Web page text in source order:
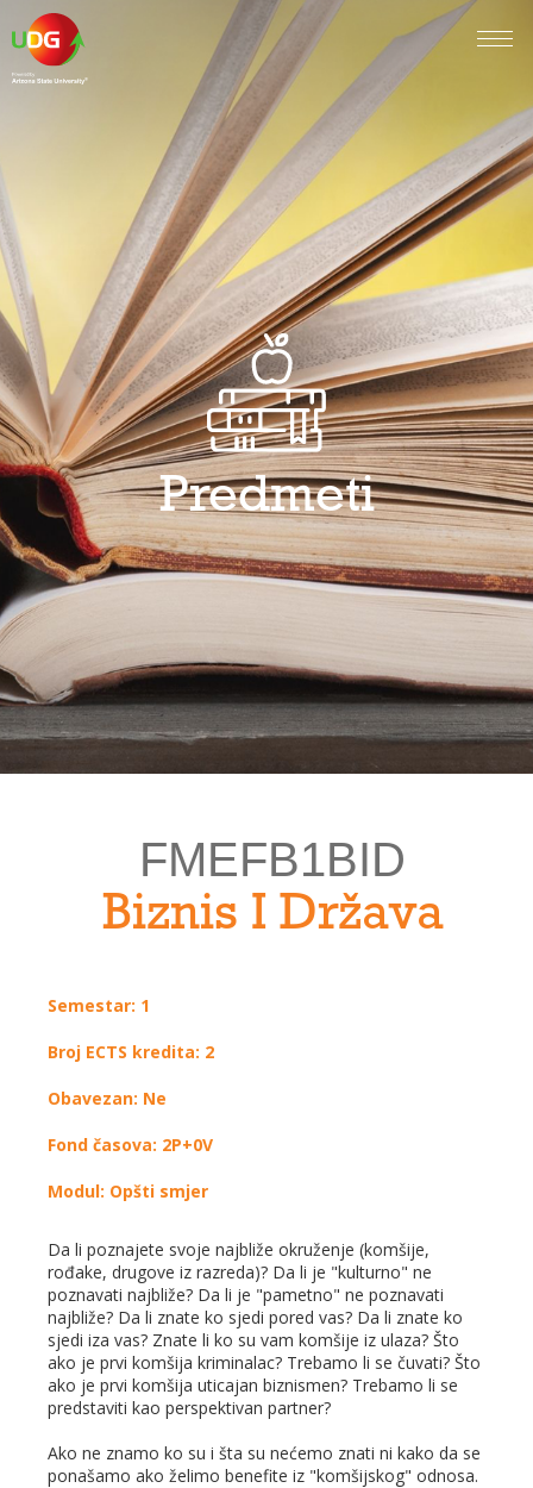
Predmeti
FMEFB1BID
Biznis I Država
Semestar: 1
Broj ECTS kredita: 2
Obavezan: Ne
Fond časova: 2P+0V
Modul: Opšti smjer
Da li poznajete svoje najbliže okruženje (komšije,
rođake, drugove iz razreda)? Da li je "kulturno" ne
poznavati najbliže? Da li je "pametno" ne poznavati
najbliže? Da li znate ko sjedi pored vas? Da li znate ko
sjedi iza vas? Znate li ko su vam komšije iz ulaza? Što
ako je prvi komšija kriminalac? Trebamo li se čuvati? Što
ako je prvi komšija uticajan biznismen? Trebamo li se
predstaviti kao perspektivan partner?
Ako ne znamo ko su i šta su nećemo znati ni kako da se
ponašamo ako želimo benefite iz "komšijskog" odnosa.